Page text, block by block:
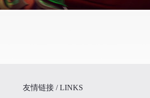
友情链接 / LINKS